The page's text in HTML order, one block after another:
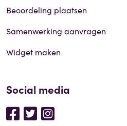
Beoordeling plaatsen
Samenwerking aanvragen
Widget maken
Social media